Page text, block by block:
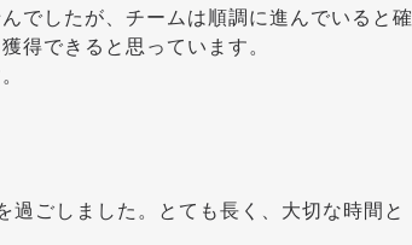
でしたが、チームは順調に進んでいると確
得できると思っています。
ごしました。とても長く、大切な時間と